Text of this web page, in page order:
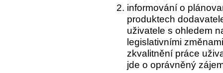
informování o
produktech
uživatele s ohledem
legislativními
zkvalitnění práce
jde o oprávněný